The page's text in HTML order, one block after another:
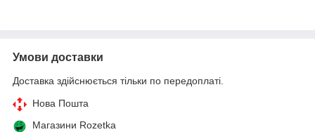
Умови доставки
Доставка здійснюється тільки по передоплаті.
Нова Пошта
Магазини Rozetka